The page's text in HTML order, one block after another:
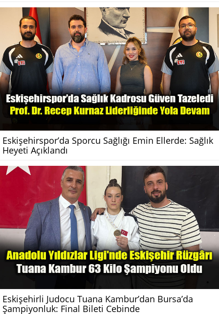
Eskişehirspor’da Sporcu Sağlığı Emin Ellerde: Sağlık
Heyeti Açıklandı
Eskişehirli Judocu Tuana Kambur’dan Bursa’da
Şampiyonluk: Final Bileti Cebinde